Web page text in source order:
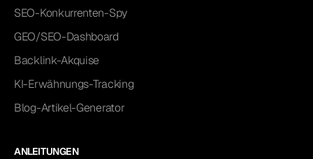
SEO-Konkurrenten-Spy
GEO/SEO-Dashboard
Backlink-Akquise
KI-Erwähnungs-Tracking
Blog-Artikel-Generator
ANLEITUNGEN